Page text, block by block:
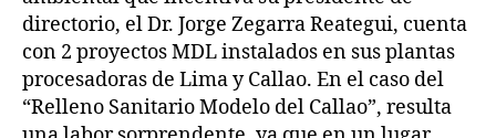
directorio, el Dr. Jorge Zegarra Reategui, cuenta
con 2 proyectos MDL instalados en sus plantas
procesadoras de Lima y Callao. En el caso del
“Relleno Sanitario Modelo del Callao”, resulta